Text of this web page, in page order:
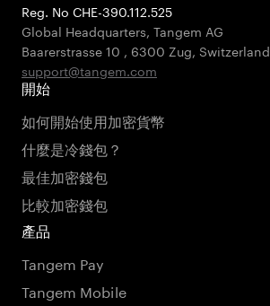
Reg. No CHE-390.112.525
Global Headquarters, Tangem AG
Baarerstrasse 10 , 6300 Zug, Switzerland
support@tangem.com
開始
如何開始使用加密貨幣
什麼是冷錢包？
最佳加密錢包
比較加密錢包
產品
Tangem Pay
Tangem Mobile